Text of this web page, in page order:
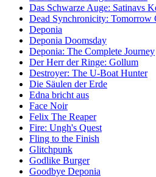
Das Schwarze Auge: Satinavs
Dead Synchronicity: Tomorrow
Deponia
Deponia Doomsday
Deponia: The Complete Journey
Der Herr der Ringe: Gollum
Destroyer: The U-Boat Hunter
Die Säulen der Erde
Edna bricht aus
Face Noir
Felix The Reaper
Fire: Ungh's Quest
Fling to the Finish
Glitchpunk
Godlike Burger
Goodbye Deponia